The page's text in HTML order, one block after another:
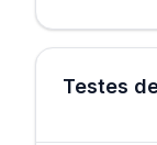
Testes